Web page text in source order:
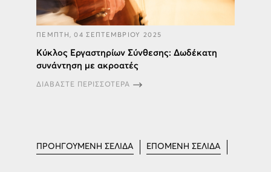
ΠΕΜΠΤΗ, 04 ΣΕΠΤΕΜΒΡΙΟΥ 2025
Κύκλος Εργαστηρίων Σύνθεσης: Δωδέκατη
συνάντηση με ακροατές
ΔΙΑΒΑΣΤΕ ΠΕΡΙΣΣΟΤΕΡΑ
ΠΡΟΗΓΟΥΜΕΝΗ ΣΕΛΙΔΑ ΕΠΟΜΕΝΗ ΣΕΛΙΔΑ